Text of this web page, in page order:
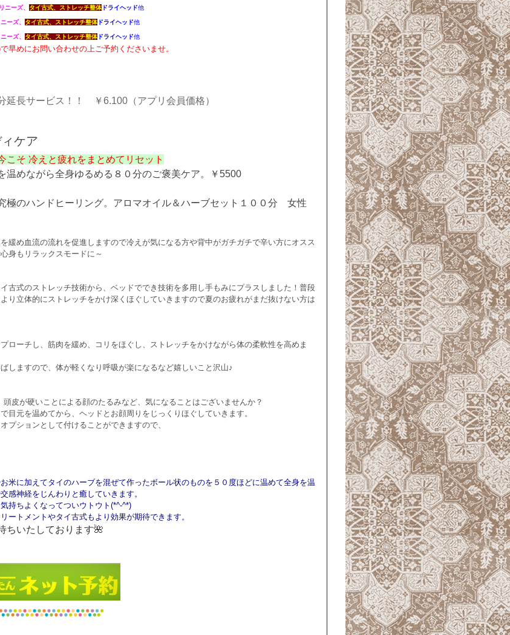
ニーズ、 タイ古式、ストレッチ整体 ドライヘッド他
ーズ、 タイ古式、ストレッチ整体 ドライヘッド他
ーズ、 タイ古式、ストレッチ整体 ドライヘッド他
早めにお問い合わせの上ご予約くださいませ。
延長サービス！！ ￥6.100（アプリ会員価格）
ケア
こそ 冷えと疲れをまとめてリセット
温めながら全身ゆるめる８０分のご褒美ケア。￥5500
極のハンドヒーリング。アロマオイル＆ハーブセット１００分 女性
緩め血流の流れを促進しますので冷えが気になる方や背中がガチガチで辛い方にオスス
身もリラックスモードに～
古式のストレッチ技術から、ベッドででき技術を多用し手もみにプラスしました！普段
り立体的にストレッチをかけ深くほぐしていきますので夏のお疲れがまだ抜けない方は
ローチし、筋肉を緩め、コリをほぐし、ストレッチをかけながら体の柔軟性を高めま
しますので、体が軽くなり呼吸が楽になるなど嬉しいこと沢山♪
皮が硬いことによる顔のたるみなど、気になることはございませんか？
目元を温めてから、ヘッドとお顔周りをじっくりほぐしていきます。
プションとして付けることができますので、
米に加えてタイのハーブを混ぜて作ったボール状のものを５０度ほどに温めて全身を温
感神経をじんわりと癒していきます。
持ちよくなってついウトウト(*^-^*)
ートメントやタイ古式もより効果が期待できます。
ちいたしております🌺